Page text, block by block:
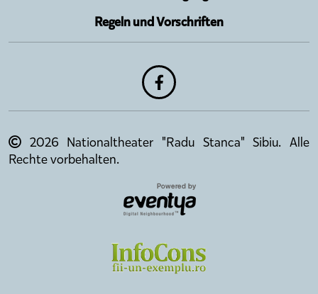
Regeln und Vorschriften
2026 Nationaltheater "Radu Stanca" Sibiu. Alle
Rechte vorbehalten.